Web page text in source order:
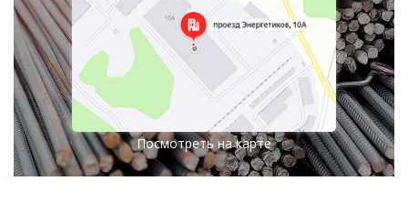
Посмотреть на карте